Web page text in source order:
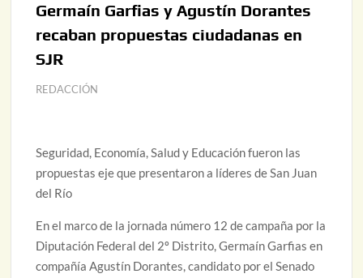
Germaín Garfias y Agustín Dorantes
recaban propuestas ciudadanas en
SJR
REDACCIÓN
Seguridad, Economía, Salud y Educación fueron las
propuestas eje que presentaron a líderes de San Juan
del Río
En el marco de la jornada número 12 de campaña por la
Diputación Federal del 2º Distrito, Germaín Garfias en
compañía Agustín Dorantes, candidato por el Senado